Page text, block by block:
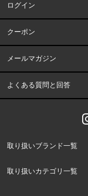
eye c u
東京都
mnml/ミニ
FRONT
東京都の
reversal/
ログイン
クーポン
メールマガジン
よくある質問と回答
取り扱いブランド一覧
取り扱いカテゴリ一覧